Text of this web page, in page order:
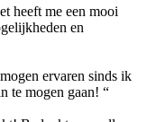
heeft me een mooi
en
ervaren sinds ik
te mogen gaan! “